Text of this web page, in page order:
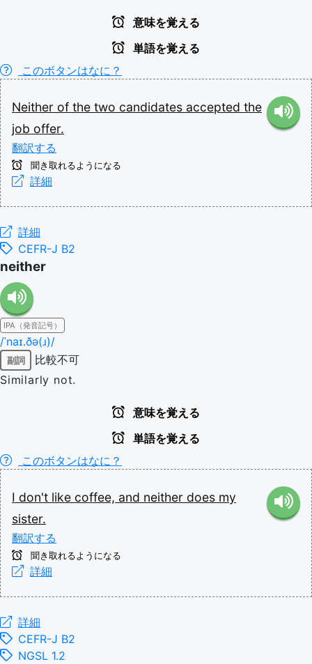
意味を覚える
単語を覚える
このボタンはなに？
Neither of the two candidates accepted the
job offer.
翻訳する
聞き取れるようになる
詳細
詳細
CEFR-J B2
neither
IPA（発音記号）
/ˈnaɪ.ðə(ɹ)/
副詞
比較不可
Similarly not.
意味を覚える
単語を覚える
このボタンはなに？
I don't like coffee, and neither does my
sister.
翻訳する
聞き取れるようになる
詳細
詳細
CEFR-J B2
NGSL 1.2